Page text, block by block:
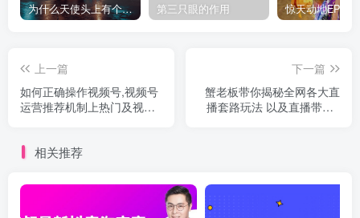
为什么天使头上有个圈？ 第三只眼的作用
上一篇
如何正确操作视频号,视频号
运营推荐机制上热门及视频
下一篇
蟹老板带你揭秘全网各大直
播套路玩法 以及直播带货7
相关推荐